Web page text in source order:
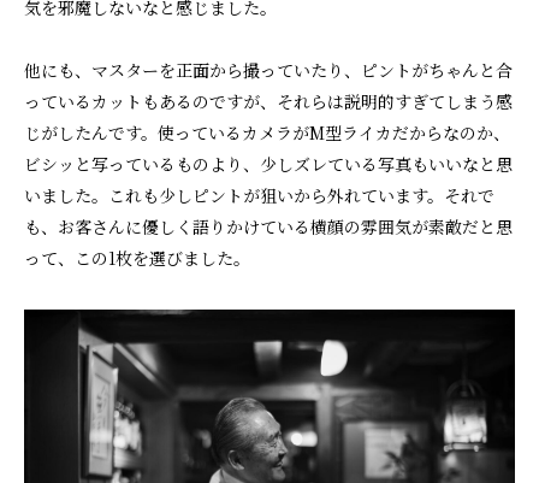
気を邪魔しないなと感じました。
他にも、マスターを正面から撮っていたり、ピントがちゃんと合
っているカットもあるのですが、それらは説明的すぎてしまう感
じがしたんです。使っているカメラがM型ライカだからなのか、
ビシッと写っているものより、少しズレている写真もいいなと思
いました。これも少しピントが狙いから外れています。それで
も、お客さんに優しく語りかけている横顔の雰囲気が素敵だと思
って、この1枚を選びました。